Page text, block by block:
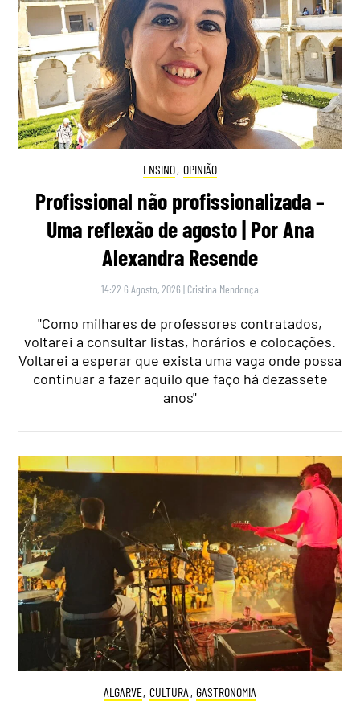
ENSINO, OPINIÃO
Profissional não profissionalizada –
Uma reflexão de agosto | Por Ana
Alexandra Resende
14:22 6 Agosto, 2026 | Cristina Mendonça
"Como milhares de professores contratados,
voltarei a consultar listas, horários e colocações.
Voltarei a esperar que exista uma vaga onde possa
continuar a fazer aquilo que faço há dezassete
anos"
ALGARVE, CULTURA , GASTRONOMIA